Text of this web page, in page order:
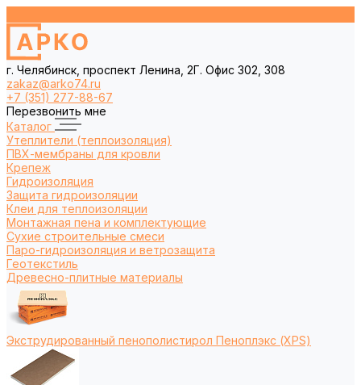
г. Челябинск, проспект Ленина, 2Г. Офис 302, 308
zakaz@arko74.ru
+7 (351) 277-88-67
Перезвонить мне
Каталог
Утеплители (теплоизоляция)
ПВХ-мембраны для кровли
Крепеж
Гидроизоляция
Защита гидроизоляции
Клеи для теплоизоляции
Монтажная пена и комплектующие
Сухие строительные смеси
Паро-гидроизоляция и ветрозащита
Геотекстиль
Древесно-плитные материалы
Экструдированный пенополистирол Пеноплэкс (XPS)